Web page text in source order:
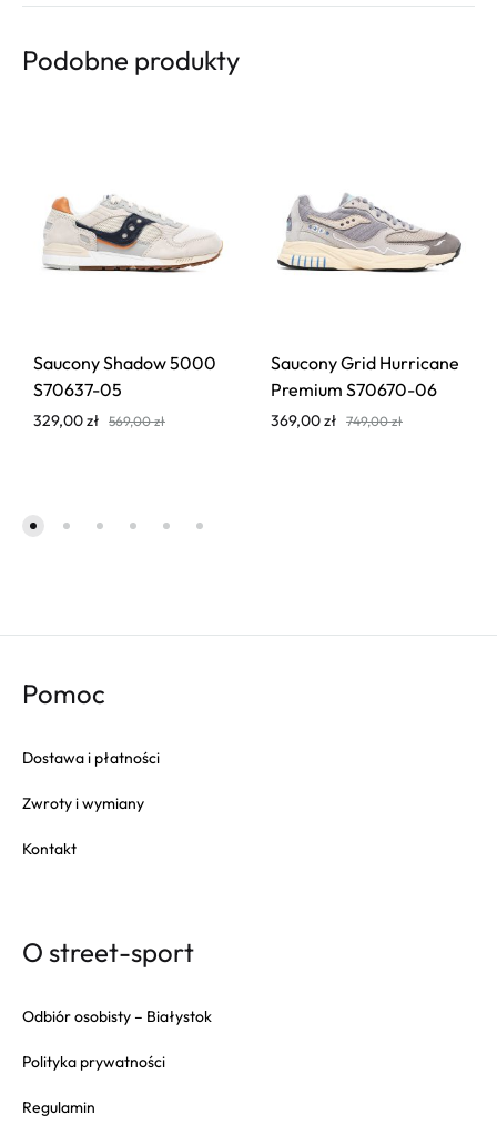
Podobne produkty
Saucony Shadow 5000
S70637-05
329,00zł 569,00zł
Saucony Grid Hurricane
Premium S70670-06
369,00zł 749,00zł
Pomoc
Dostawa i płatności
Zwroty i wymiany
Kontakt
O street-sport
Odbiór osobisty – Białystok
Polityka prywatności
Regulamin